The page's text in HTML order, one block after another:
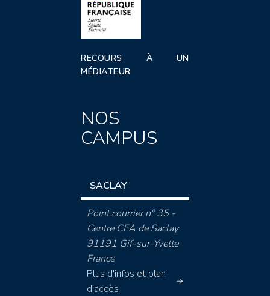
RECOURS À UN
MÉDIATEUR
NOS
CAMPUS
SACLAY
Point courrier n° 35 -
Centre CEA de Saclay
91191 Gif-sur-Yvette
France
Plus d'infos et plan
d'accès